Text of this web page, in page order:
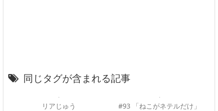
同じタグが含まれる記事
リアじゅう #93 「ねこがネテルだけ」